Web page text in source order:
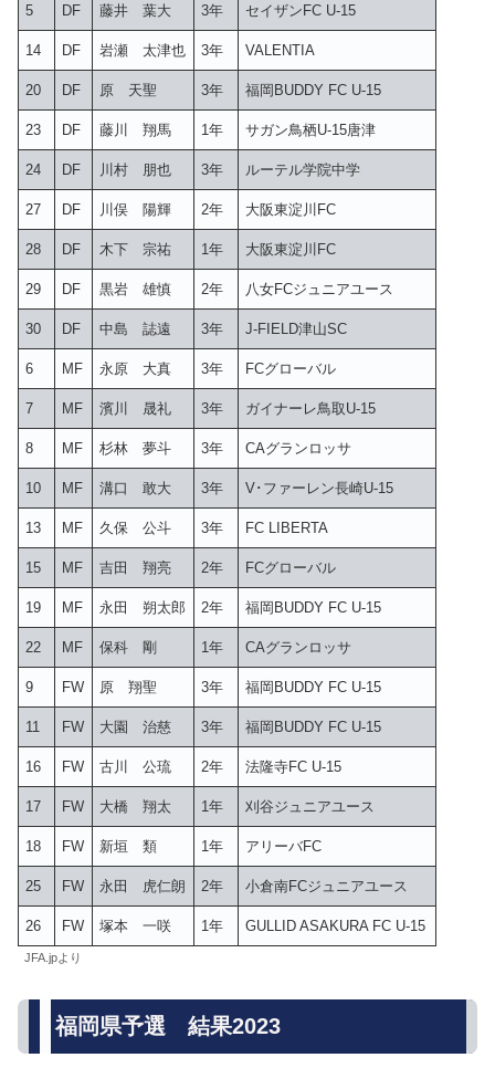
5 DF 藤井 葉大 3年 セイザンFC U-15
14 DF 岩瀬 太津也 3年 VALENTIA
20 DF 原 天聖 3年 福岡BUDDY FC U-15
23 DF 藤川 翔馬 1年 サガン鳥栖U-15唐津
24 DF 川村 朋也 3年 ルーテル学院中学
27 DF 川俣 陽輝 2年 大阪東淀川FC
28 DF 木下 宗祐 1年 大阪東淀川FC
29 DF 黒岩 雄慎 2年 八女FCジュニアユース
30 DF 中島 誌遠 3年 J-FIELD津山SC
6 MF 永原 大真 3年 FCグローバル
7 MF 濱川 晟礼 3年 ガイナーレ鳥取U-15
8 MF 杉林 夢斗 3年 CAグランロッサ
10 MF 溝口 敢大 3年 V･ファーレン長崎U‐15
13 MF 久保 公斗 3年 FC LIBERTA
15 MF 吉田 翔亮 2年 FCグローバル
19 MF 永田 朔太郎 2年 福岡BUDDY FC U-15
22 MF 保科 剛 1年 CAグランロッサ
9 FW 原 翔聖 3年 福岡BUDDY FC U-15
11 FW 大園 治慈 3年 福岡BUDDY FC U-15
16 FW 古川 公琉 2年 法隆寺FC U-15
17 FW 大橋 翔太 1年 刈谷ジュニアユース
18 FW 新垣 類 1年 アリーバFC
25 FW 永田 虎仁朗 2年 小倉南FCジュニアユース
26 FW 塚本 一咲 1年 GULLID ASAKURA FC U-15
JFA.jpより
福岡県予選 結果2023